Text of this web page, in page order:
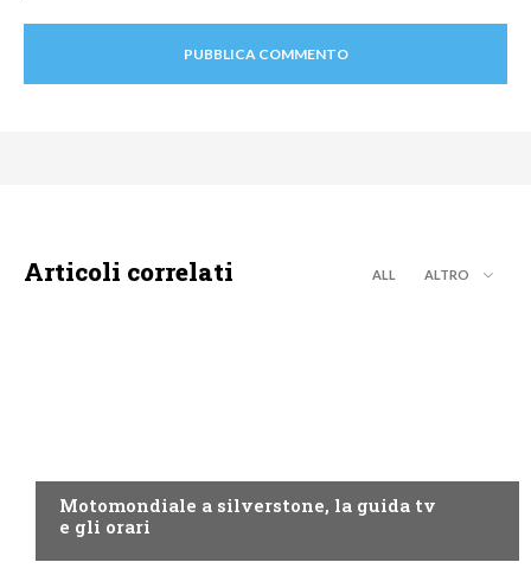
Articoli correlati ALL ALTRO
Motomondiale a silverstone, la guida tv
e gli orari